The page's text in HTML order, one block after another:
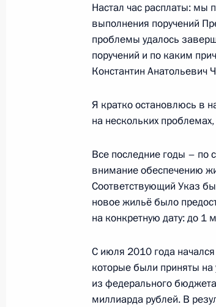
14 февраля 2012 года,
Совещание о мерах по
14 февраля 2012 года, 14:30
13 февраля 2012 года,
Рабочая встреча с
Олегом Королёвым
13 февраля 2012 года, 17:30
Лебедевым
13 февраля 2012 года, 16:50
Настал час расплаты: мы
выполнения поручений
проблемы удалось
поручений и по каким
Константин Анатольевич
Я кратко остановлюсь в
на нескольких
Все последние годы – по
внимание обеспечению
Соответствующий Указ
новое жильё было
на конкретную дату: до 1
С июля 2010 года
которые были приняты на
из федерального
миллиарда рублей. В